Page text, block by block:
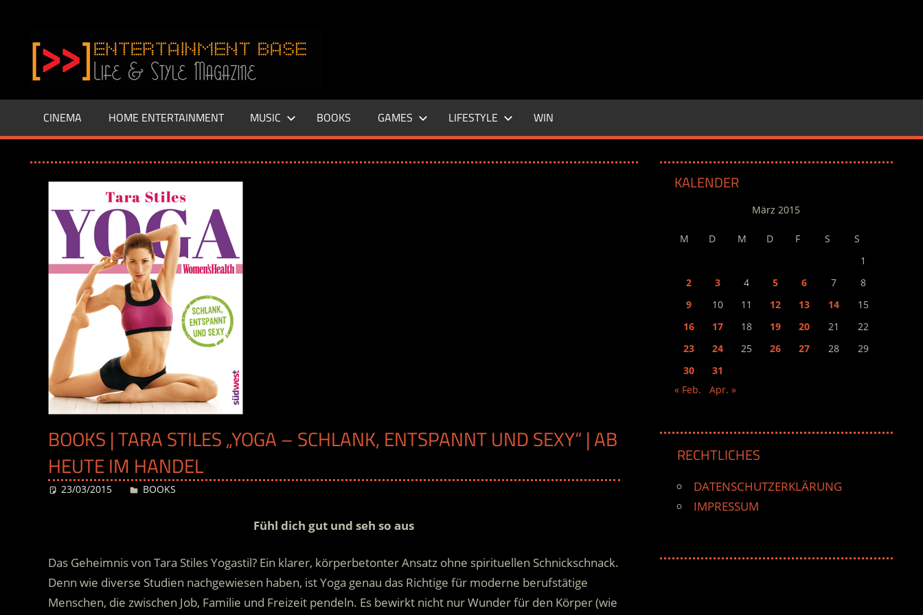
springen
–
LIFE
Base.de
CINEMA HOME ENTERTAINMENT MUSIC BOOKS GAMES LIFESTYLE WIN
BOOKS | TARA STILES „YOGA – SCHLANK, ENTSPANNT UND SEXY“ | AB
HEUTE IM HANDEL
23/03/2015 Desiree
BOOKS
Fühl dich gut und seh so aus
Das Geheimnis von Tara Stiles Yogastil? Ein klarer, körperbetonter Ansatz ohne spirituellen Schnickschnack.
Denn wie diverse Studien nachgewiesen haben, ist Yoga genau das Richtige für moderne berufstätige
Menschen, die zwischen Job, Familie und Freizeit pendeln. Es bewirkt nicht nur Wunder für den Körper (wie
KALENDER
März 2015
M D M D F S
S
1
2
3 4 5 6 7
8
9
10 11 12 13 14
15
16
17 18 19 20 21
22
23
24 25 26 27 28
29
30
31
« Feb.
Apr. »
RECHTLICHES
DATENSCHUTZERKLÄRUNG
IMPRESSUM